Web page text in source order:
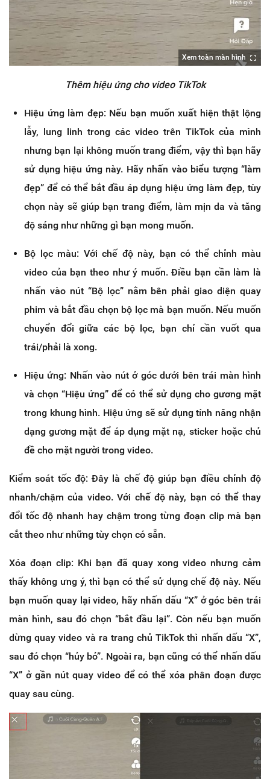
Xem toàn màn hình
Thêm hiệu ứng cho video TikTok
Hiệu ứng làm đẹp: Nếu bạn muốn xuất hiện thật lộng
lẫy, lung linh trong các video trên TikTok của mình
nhưng bạn lại không muốn trang điểm, vậy thì bạn hãy
sử dụng hiệu ứng này. Hãy nhấn vào biểu tượng “làm
đẹp” để có thể bắt đầu áp dụng hiệu ứng làm đẹp, tùy
chọn này sẽ giúp bạn trang điểm, làm mịn da và tăng
độ sáng như những gì bạn mong muốn.
Bộ lọc màu: Với chế độ này, bạn có thể chỉnh màu
video của bạn theo như ý muốn. Điều bạn cần làm là
nhấn vào nút “Bộ lọc” nằm bên phải giao diện quay
phim và bắt đầu chọn bộ lọc mà bạn muốn. Nếu muốn
chuyển đổi giữa các bộ lọc, bạn chỉ cần vuốt qua
trái/phải là xong.
Hiệu ứng: Nhấn vào nút ở góc dưới bên trái màn hình
và chọn “Hiệu ứng” để có thể sử dụng cho gương mặt
trong khung hình. Hiệu ứng sẽ sử dụng tính năng nhận
dạng gương mặt để áp dụng mặt nạ, sticker hoặc chủ
đề cho mặt người trong video.
Kiểm soát tốc độ: Đây là chế độ giúp bạn điều chỉnh độ
nhanh/chậm của video. Với chế độ này, bạn có thể thay
đổi tốc độ nhanh hay chậm trong từng đoạn clip mà bạn
cắt theo như những tùy chọn có sẵn.
Xóa đoạn clip: Khi bạn đã quay xong video nhưng cảm
thấy không ưng ý, thì bạn có thể sử dụng chế độ này. Nếu
bạn muốn quay lại video, hãy nhấn dấu “X” ở góc bên trái
màn hình, sau đó chọn “bắt đầu lại”. Còn nếu bạn muốn
dừng quay video và ra trang chủ TikTok thì nhấn dấu “X”,
sau đó chọn “hủy bỏ”. Ngoài ra, bạn cũng có thể nhấn dấu
“X” ở gần nút quay video để có thể xóa phân đoạn được
quay sau cùng.